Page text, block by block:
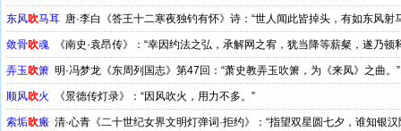
东风吹马耳 唐·李白《答王十二寒夜独钓有怀》诗：“世人闻此皆掉头，有如东风射
敛骨吹魂 《南史·袁昂传》：“幸因约法之弘，承解网之宥，犹当降等薪粲，遂乃顿
弄玉 吹箫 明·冯梦龙《东周列国志》第47回：“萧史教弄玉吹箫，为《来凤》之曲。”
顺风吹火 《景德传灯录》：“因风吹火，用力不多。”
索垢吹瘢 清·心青《二十世纪女界文明灯弹词·拒约》：“指望双星圆七夕，谁知银